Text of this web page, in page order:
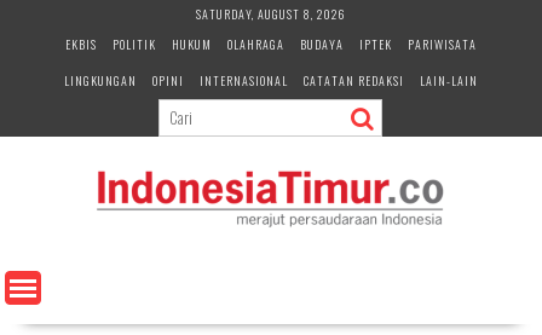
e
n
SATURDAY, AUGUST 8, 2026
EKBIS
POLITIK HUKUM OLAHRAGA BUDAYA IPTEK
PARIWISATA
LINGKUNGAN
OPINI INTERNASIONAL CATATAN REDAKSI LAIN-LAIN